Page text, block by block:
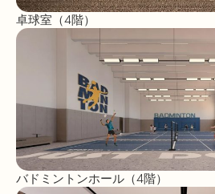
卓球室（4階）
バドミントンホール（4階）